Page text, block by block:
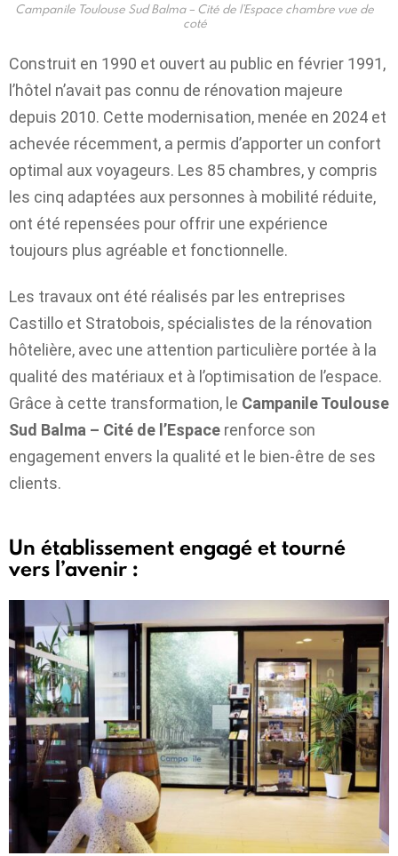
Campanile Toulouse Sud Balma – Cité de l’Espace chambre vue de
coté
Construit en 1990 et ouvert au public en février 1991,
l’hôtel n’avait pas connu de rénovation majeure
depuis 2010. Cette modernisation, menée en 2024 et
achevée récemment, a permis d’apporter un confort
optimal aux voyageurs. Les 85 chambres, y compris
les cinq adaptées aux personnes à mobilité réduite,
ont été repensées pour offrir une expérience
toujours plus agréable et fonctionnelle.
Les travaux ont été réalisés par les entreprises
Castillo et Stratobois, spécialistes de la rénovation
hôtelière, avec une attention particulière portée à la
qualité des matériaux et à l’optimisation de l’espace.
Grâce à cette transformation, le Campanile Toulouse
Sud Balma – Cité de l’Espace renforce son
engagement envers la qualité et le bien-être de ses
clients.
Un établissement engagé et tourné
vers l’avenir :